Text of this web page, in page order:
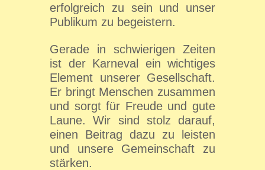
erfolgreich zu sein und unser
Publikum zu begeistern.
Gerade in schwierigen Zeiten
ist der Karneval ein wichtiges
Element unserer Gesellschaft.
Er bringt Menschen zusammen
und sorgt für Freude und gute
Laune. Wir sind stolz darauf,
einen Beitrag dazu zu leisten
und unsere Gemeinschaft zu
stärken.